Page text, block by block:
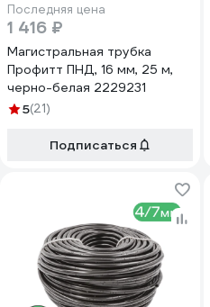
Последняя цена
1 416 ₽
Магистральная трубка
Профитт ПНД, 16 мм, 25 м,
черно-белая 2229231
5(21)
Подписаться